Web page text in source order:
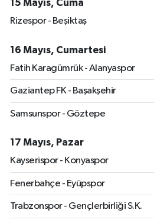
15 Mayıs, Cuma
Rizespor - Beşiktaş
16 Mayıs, Cumartesi
Fatih Karagümrük - Alanyaspor
Gaziantep FK - Başakşehir
Samsunspor - Göztepe
17 Mayıs, Pazar
Kayserispor - Konyaspor
Fenerbahçe - Eyüpspor
Trabzonspor - Gençlerbirliği S.K.